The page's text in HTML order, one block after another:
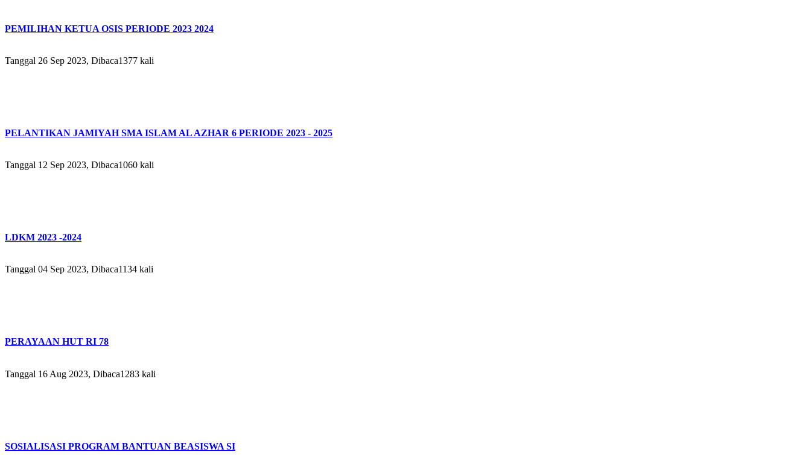
PEMILIHAN KETUA OSIS PERIODE 2023 2024
Tanggal 26 Sep 2023, Dibaca1377 kali
PELANTIKAN JAMIYAH SMA ISLAM AL AZHAR 6 PERIODE 2023 - 2025
Tanggal 12 Sep 2023, Dibaca1060 kali
LDKM 2023 -2024
Tanggal 04 Sep 2023, Dibaca1134 kali
PERAYAAN HUT RI 78
Tanggal 16 Aug 2023, Dibaca1283 kali
SOSIALISASI PROGRAM BANTUAN BEASISWA SI